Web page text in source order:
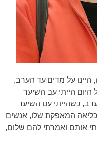
היינו על מדים עד הערב,
היום הייתי עם השיער
כשהייתי עם השיער
המאפקת שלו, אנשים
אותם ואמרתי להם שלום,